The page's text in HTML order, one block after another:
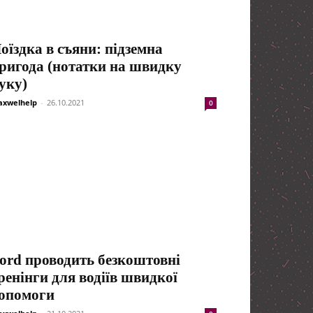
в съяни: підземна
(нотатки на швидку
- 26.10.2021 0
проводить безкоштовні
для водіїв швидкої